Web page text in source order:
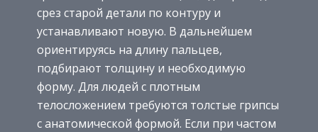
срез старой детали по контуру и
устанавливают новую. В дальнейшем
ориентируясь на длину пальцев,
подбирают толщину и необходимую
форму. Для людей с плотным
телосложением требуются толстые грипсы
с анатомической формой. Если при частом